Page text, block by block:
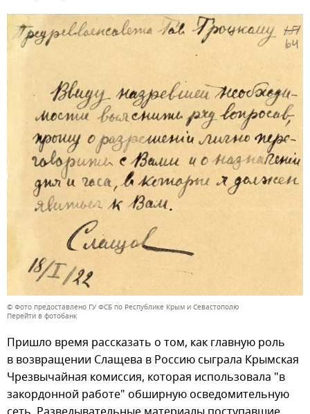
© Фото предоставлено ГУ ФСБ по Республике Крым и Севастополю
Перейти в фотобанк
Пришло время рассказать о том, как главную роль
в возвращении Слащева в Россию сыграла Крымская
Чрезвычайная комиссия, которая использовала "в
закордонной работе" обширную осведомительную